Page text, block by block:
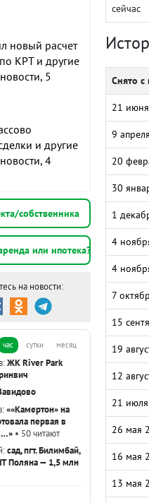
новый расчет
КРТ и другие
5
и другие
4
собственника
или ипотека?
на новости:
час сутки месяц
ЖК River Park
««Камертон» на
первая в
…» • 50 читают
сад, пгт. Билимбай,
Поляна — 1,5 млн
сейчас
Снято с
21
9
20
30
1
4
4
7
15
19
12
21
26 мая
16 мая
13 мая